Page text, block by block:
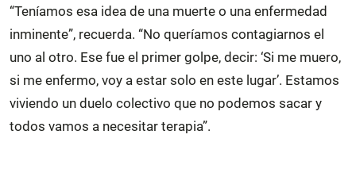
“Teníamos esa idea de una muerte o una enfermedad
inminente”, recuerda. “No queríamos contagiarnos el
uno al otro. Ese fue el primer golpe, decir: ‘Si me muero,
si me enfermo, voy a estar solo en este lugar’. Estamos
viviendo un duelo colectivo que no podemos sacar y
todos vamos a necesitar terapia”.